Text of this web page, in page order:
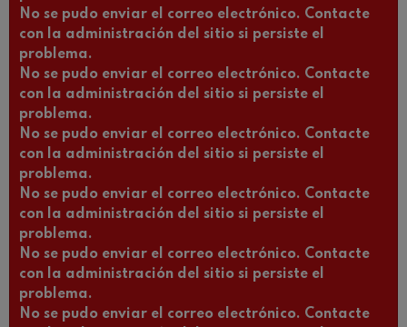
No se pudo enviar el correo electrónico. Contacte
con la administración del sitio si persiste el
problema.
No se pudo enviar el correo electrónico. Contacte
con la administración del sitio si persiste el
problema.
No se pudo enviar el correo electrónico. Contacte
con la administración del sitio si persiste el
problema.
No se pudo enviar el correo electrónico. Contacte
con la administración del sitio si persiste el
problema.
No se pudo enviar el correo electrónico. Contacte
con la administración del sitio si persiste el
problema.
No se pudo enviar el correo electrónico. Contacte